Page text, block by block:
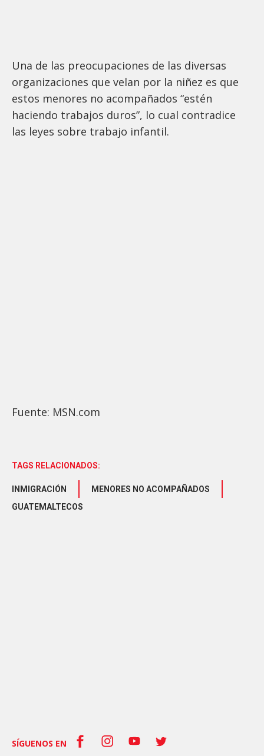
Una de las preocupaciones de las diversas
organizaciones que velan por la niñez es que
estos menores no acompañados “estén
haciendo trabajos duros”, lo cual contradice
las leyes sobre trabajo infantil.
Fuente: MSN.com
TAGS RELACIONADOS:
INMIGRACIÓN
MENORES NO ACOMPAÑADOS
GUATEMALTECOS
SÍGUENOS EN